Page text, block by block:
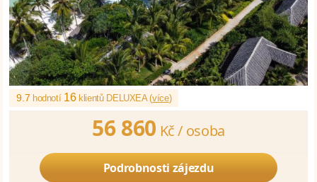
9.7 hodnotí 16klientů DELUXEA (více)
56 860 Kč / osoba
Podrobnosti zájezdu